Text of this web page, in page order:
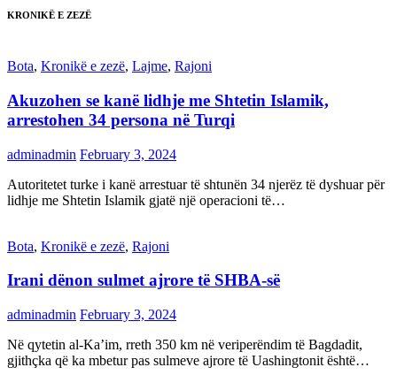
KRONIKË E ZEZË
Bota, Kronikë e zezë, Lajme, Rajoni
Akuzohen se kanë lidhje me Shtetin Islamik,
arrestohen 34 persona në Turqi
adminadmin February 3, 2024
Autoritetet turke i kanë arrestuar të shtunën 34 njerëz të dyshuar për
lidhje me Shtetin Islamik gjatë një operacioni të…
Bota, Kronikë e zezë, Rajoni
Irani dënon sulmet ajrore të SHBA-së
adminadmin February 3, 2024
Në qytetin al-Ka’im, rreth 350 km në veriperëndim të Bagdadit,
gjithçka që ka mbetur pas sulmeve ajrore të Uashingtonit është…